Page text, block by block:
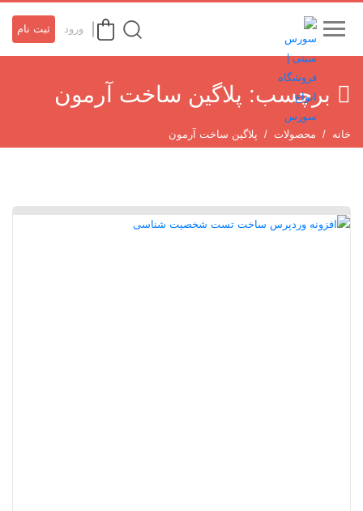
ورود ثبت نام
برچسب: پلاگین ساخت آرمون
خانه محصولات پلاگین ساخت آرمون